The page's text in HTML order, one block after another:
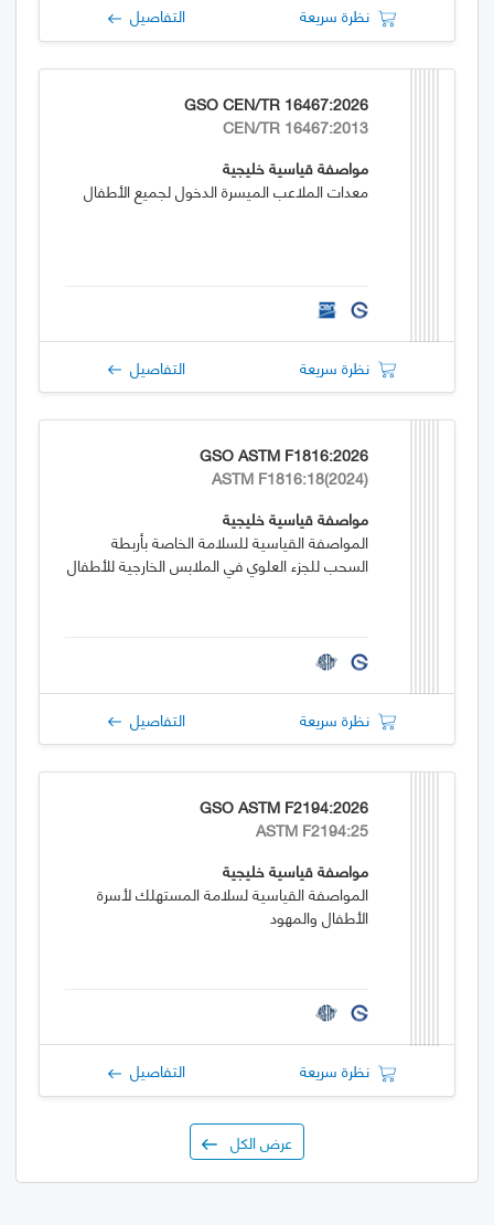
نظرة سريعة التفاصيل
GSO CEN/TR 16467:2026
CEN/TR 16467:2013
مواصفة قياسية خليجية
معدات الملاعب الميسرة الدخول لجميع الأطفال
نظرة سريعة التفاصيل
GSO ASTM F1816:2026
ASTM F1816:18(2024)
مواصفة قياسية خليجية
المواصفة القياسية للسلامة الخاصة بأربطة
السحب للجزء العلوي في الملابس الخارجية للأطفال
نظرة سريعة التفاصيل
GSO ASTM F2194:2026
ASTM F2194:25
مواصفة قياسية خليجية
المواصفة القياسية لسلامة المستهلك لأسرة
الأطفال والمهود
نظرة سريعة التفاصيل
عرض الكل